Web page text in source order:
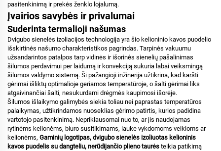
pasitenkinimą ir prekės ženklo lojalumą.
Įvairios savybės ir privalumai
Suderinta termalioji našumas
Dvigubo sienelės izoliacijos technologija yra šio kelioninio kavos puodelio
išskirtinės našumo charakteristikos pagrindas. Tarpinės vakuumu
užsandarintos patalpos tarp vidinės ir išorinės sienelių pašalinimas
šilumos perdavimui per laidumą ir konvekciją sukuria labai veiksmingą
šilumos valdymo sistemą. Ši pažangioji inžinerija užtikrina, kad karšti
gėrimai išliktų optimalioje geriamos temperatūroje, o šalti gėrimai liks
atgaivinančiai šalti, nesukurdami drėgmės kaupimosi išorėje.
Šilumos išlaikymo galimybės siekia toliau nei paprastas temperatūros
palaikymas, užtikrindamos nuoseklias gėrimo patirtis, kurios padidina
vartotojo pasitenkinimą. Nepriklausomai nuo to, ar jis naudojamas
rytinėms kelionėms, biuro susitikimams, lauke vykdomoms veikloms ar
kelionėms, Gaminių logotipas, dvigubo sienelės izoliuotas kelioninis
kavos puodelis su dangteliu, nerūdijančio plieno taurės teikia patikimą